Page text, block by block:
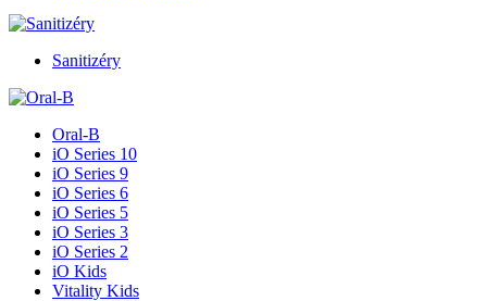
Sanitizéry
Oral-B
iO Series 10
iO Series 9
iO Series 6
iO Series 5
iO Series 3
iO Series 2
iO Kids
Vitality Kids